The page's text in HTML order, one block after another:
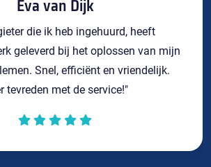
Eva van Dijk
die ik heb ingehuurd, heeft
geleverd bij het oplossen van mijn
Snel, efficiënt en vriendelijk.
tevreden met de service!"